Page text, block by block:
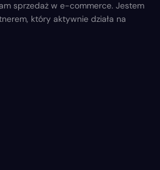
sprzedaż w e-commerce. Jestem
który aktywnie działa na